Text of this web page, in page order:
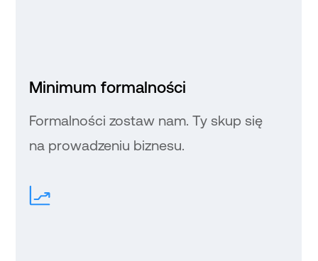
Minimum formalności
Formalności zostaw nam. Ty skup się
na prowadzeniu biznesu.